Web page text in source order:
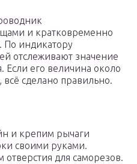
и кратковременно
По индикатору
отслеживают значение
Если его величина около
сделано правильно.
и крепим рычаги
своими руками.
отверстия для саморезов.